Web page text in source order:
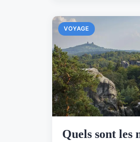
VOYAGE
Quels sont les